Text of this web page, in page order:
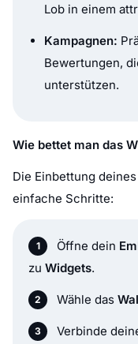
Lob in einem
Kampagnen:
Bewertungen,
unterstützen.
Wie bettet man das
Die Einbettung
einfache Schritte:
Öffne dein
zu Widgets.
Wähle das
Verbinde